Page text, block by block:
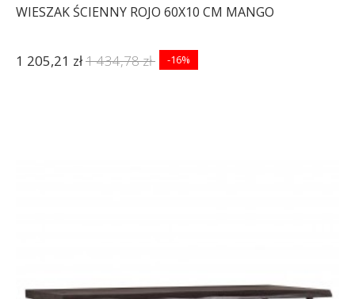
WIESZAK ŚCIENNY ROJO 60X10 CM MANGO
1 205,21 zł1 434,78 zł -16%